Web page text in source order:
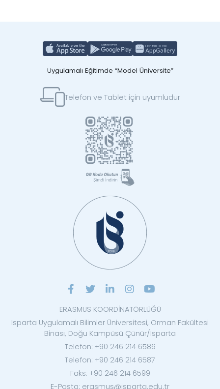
Uygulamalı Eğitimde “Model Üniversite”
Telefon ve Tablet için uyumludur
ERASMUS KOORDİNATÖRLÜĞÜ
Isparta Uygulamalı Bilimler Üniversitesi, Orman Fakültesi
Binası, Doğu Kampüsü Çünür/Isparta
Telefon: +90 246 214 6586
Telefon: +90 246 214 6587
Faks: +90 246 214 6599
E-Posta: erasmus@isparta.edu.tr